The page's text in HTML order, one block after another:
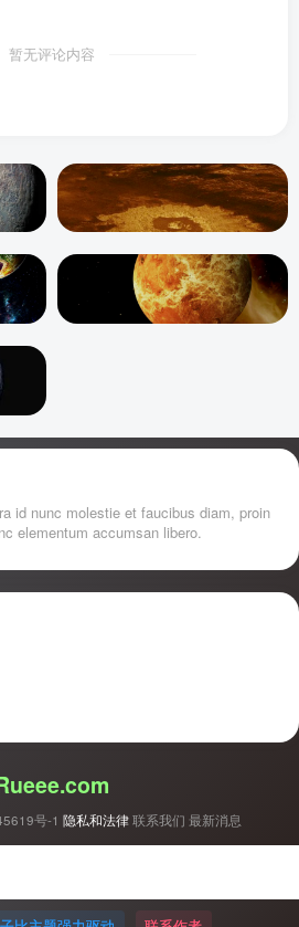
暂无评论内容
id nunc molestie et faucibus diam, proin
elementum accumsan libero.
号-1 隐私和法律联系我们 最新消息